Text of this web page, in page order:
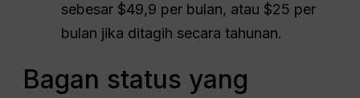
sebesar $49,9 per bulan, atau $25 per
bulan jika ditagih secara tahunan.
Bagan status yang